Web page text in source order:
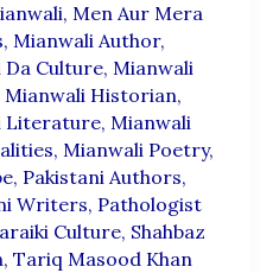
, Men Aur Mera
, Mianwali Author,
Culture, Mianwali
Mianwali Historian,
Literature, Mianwali
, Mianwali Poetry,
, Pakistani Authors,
Writers, Pathologist
Culture, Shahbaz
, Tariq Masood Khan